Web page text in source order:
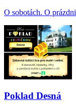
O sobotách. O
Poklad Desná